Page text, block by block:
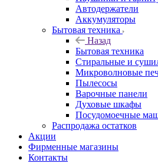
Автодержатели
Аккумуляторы
Бытовая техника
Назад
Бытовая техника
Стиральные и
Микроволновые
Пылесосы
Варочные панели
Духовые шкафы
Посудомоечные
Распродажа остатков
Акции
Фирменные магазины
Контакты